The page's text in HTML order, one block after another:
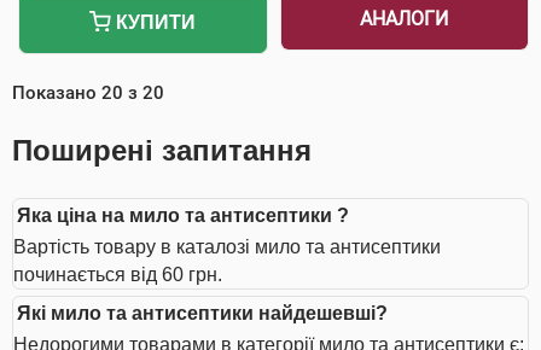
КУПИТИ АНАЛОГИ
Показано 20 з 20
Поширені запитання
Яка ціна на мило та антисептики ?
Вартість товару в каталозі мило та антисептики
починається від 60 грн.
Які мило та антисептики найдешевші?
Недорогими товарами в категорії мило та антисептики є: